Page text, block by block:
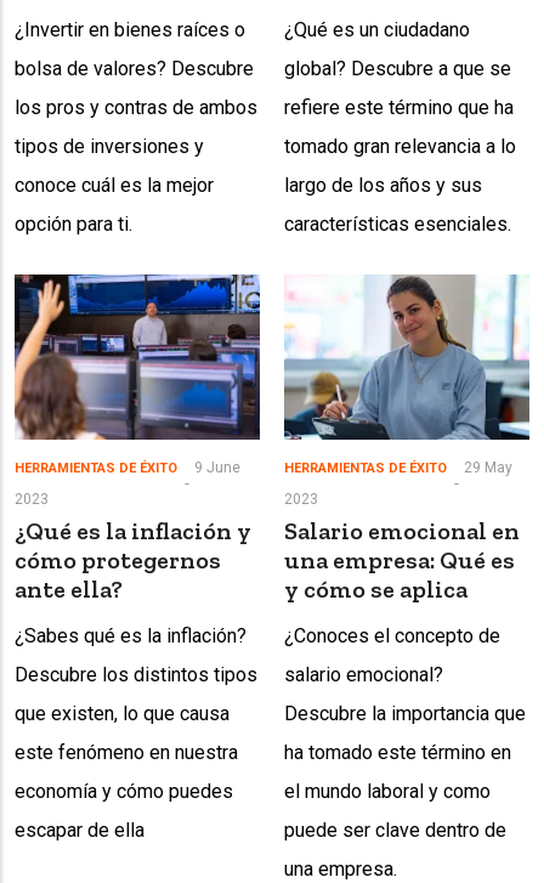
¿Invertir en bienes raíces o
bolsa de valores? Descubre
los pros y contras de ambos
tipos de inversiones y
conoce cuál es la mejor
opción para ti.
¿Qué es un ciudadano
global? Descubre a que se
refiere este término que ha
tomado gran relevancia a lo
largo de los años y sus
características esenciales.
HERRAMIENTAS DE ÉXITO
9 June
2023
¿Qué es la inflación y
cómo protegernos
ante ella?
¿Sabes qué es la inflación?
Descubre los distintos tipos
que existen, lo que causa
este fenómeno en nuestra
economía y cómo puedes
escapar de ella
HERRAMIENTAS DE ÉXITO
29 May
2023
Salario emocional en
una empresa: Qué es
y cómo se aplica
¿Conoces el concepto de
salario emocional?
Descubre la importancia que
ha tomado este término en
el mundo laboral y como
puede ser clave dentro de
una empresa.